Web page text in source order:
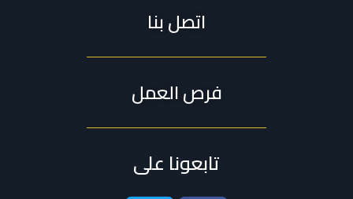
اتصل بنا
فرص العمل
تابعونا على